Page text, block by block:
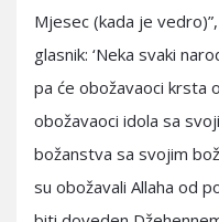
Mjesec (kada je
glasnik: ‘Neka svaki
pa će obožavaoci krsta
obožavaoci idola sa
božanstva sa svojim
su obožavali Allaha od